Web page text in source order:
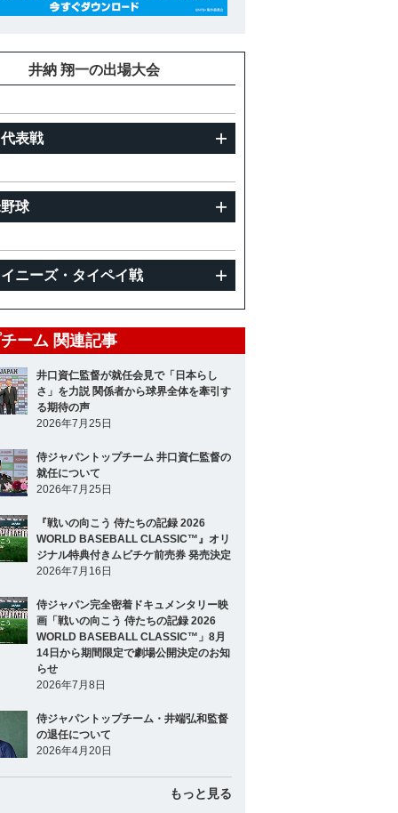
投打
井納 翔一の出場大会
表戦
球
ニーズ・タイペイ戦
チーム 関連記事
井口資仁監督が就任会見で「日本らし
さ」を力説 関係者から球界全体を牽引す
る期待の声
2026年7月25日
侍ジャパントップチーム 井口資仁監督の
就任について
2026年7月25日
『戦いの向こう 侍たちの記録 2026
WORLD BASEBALL CLASSIC™』オリ
ジナル特典付きムビチケ前売券 発売決定
2026年7月16日
侍ジャパン完全密着ドキュメンタリー映
画「戦いの向こう 侍たちの記録 2026
WORLD BASEBALL CLASSIC™」8月
14日から期間限定で劇場公開決定のお知
らせ
2026年7月8日
侍ジャパントップチーム・井端弘和監督
の退任について
2026年4月20日
もっと見る